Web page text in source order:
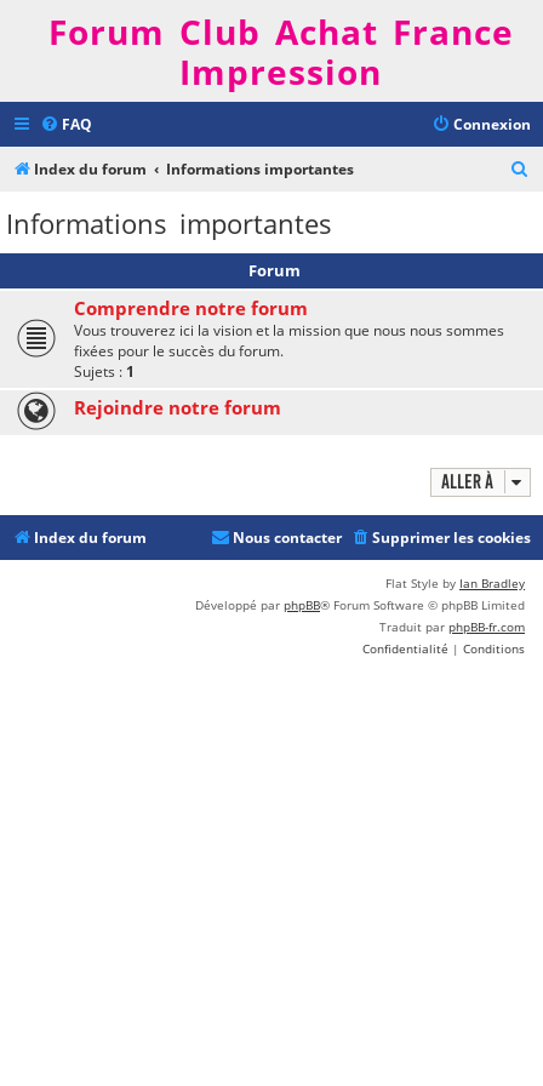
Forum Club Achat France
Impression
FAQ Connexion
Index du forum Informations importantes
e
Informations importantes
Forum
Comprendre notre forum
Vous trouverez ici la vision et la mission que nous nous sommes
fixées pour le succès du forum.
Sujets : 1
Rejoindre notre forum
Aller à
Index du forum Supprimer les cookies
Nous contacter
Flat Style by Ian Bradley
Développé par phpBB® Forum Software © phpBB Limited
Traduit par phpBB-fr.com
Confidentialité | Conditions